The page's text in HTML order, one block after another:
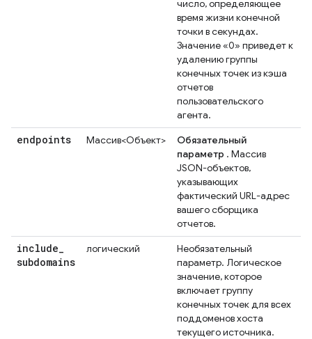
число, определяющее
время жизни конечной
точки в секундах.
Значение «0» приведет к
удалению группы
конечных точек из кэша
отчетов
пользовательского
агента.
endpoints Массив<Объект>
Обязательный
параметр . Массив
JSON-объектов,
указывающих
фактический URL-адрес
вашего сборщика
отчетов.
include_
subdomains
логический
Необязательный
параметр. Логическое
значение, которое
включает группу
конечных точек для всех
поддоменов хоста
текущего источника.